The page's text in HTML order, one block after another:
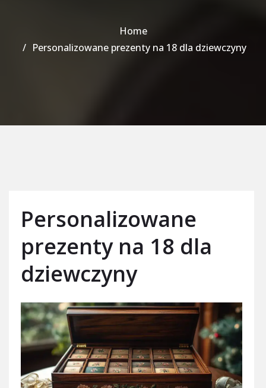
Home
Personalizowane prezenty na 18 dla dziewczyny
Personalizowane
prezenty na 18 dla
dziewczyny